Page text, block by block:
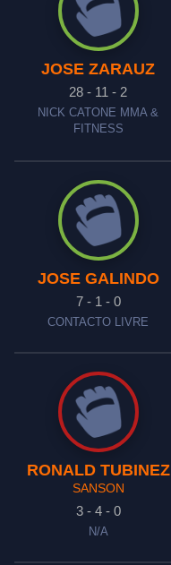
JOSE ZARAUZ
28 - 11 - 2
NICK CATONE MMA &
FITNESS
JOSE GALINDO
7 - 1 - 0
CONTACTO LIVRE
RONALD TUBINEZ
SANSON
3 - 4 - 0
N/A